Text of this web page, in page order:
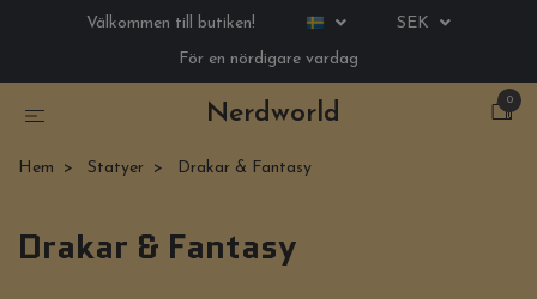
Välkommen till butiken!
SEK
För en nördigare vardag
Nerdworld
0
Hem Statyer Drakar & Fantasy
Drakar & Fantasy